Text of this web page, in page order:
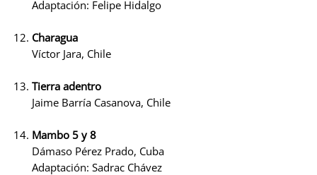
Adaptación: Felipe Hidalgo
Charagua
Víctor Jara, Chile
Tierra adentro
Jaime Barría Casanova, Chile
Mambo 5 y 8
Dámaso Pérez Prado, Cuba
Adaptación: Sadrac Chávez